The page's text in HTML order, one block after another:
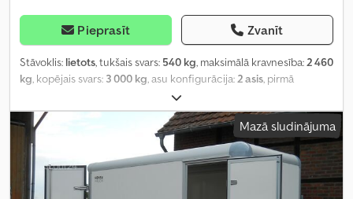
Pieprasīt Zvanīt
Stāvoklis: lietots, tukšais svars: 540 kg, maksimālā kravnesība: 2 460
kg , kopējais svars: 3 000 kg , asu konfigurācija: 2 asis , pirmā
, nākamā pārbaude (TÜV):
garums:3 010 mm, iekraušanas vietas platums:1 850 mm,
iekraušanas telpas augstums:300 mm, riepas izmērs:195/50 R13C,
riteņu bāze:
sudraba, Ražošanas gads:2022
Aprīkojums:
augšupielādētājs,
Mazā sludinājuma